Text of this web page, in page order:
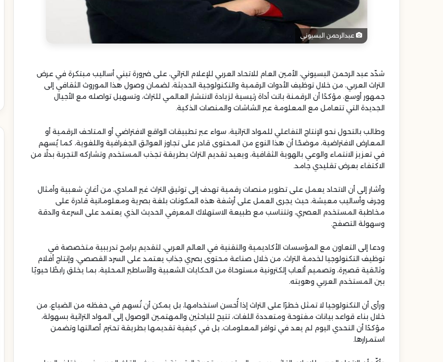
عبدالرحمن البسيوني
شدّد عبد الرحمن البسيوني، الأمين العام للاتحاد العربي للإعلام التراثي، على ضرورة تبني أساليب مبتكرة في عرض
التراث العربي، من خلال توظيف الأدوات الرقمية والتكنولوجية الحديثة، لضمان وصول هذا الموروث الثقافي إلى
جمهور أوسع، مؤكدًا أن الرقمنة باتت أداة رئيسية لزيادة الانتشار العالمي للتراث، وتسهيل تواصله مع الأجيال
الجديدة التي تتعامل مع المعلومة عبر الشاشات والمنصات الذكية.
وطالب بالتحول نحو الإنتاج التفاعلي للمواد التراثية، سواء عبر تطبيقات الواقع الافتراضي أو المتاحف الرقمية أو
المعارض الافتراضية، موضحًا أن هذا النوع من المحتوى قادر على تجاوز العوائق الجغرافية واللغوية، كما يُسهم
في تعزيز الانتماء والوعي بالهوية الثقافية، ويعيد تقديم التراث بطريقة تجذب المستخدم وتشاركه التجربة بدلًا من
الاكتفاء بعرض تقليدي جامد.
وأشار إلى أن الاتحاد يعمل على تطوير منصات رقمية تهدف إلى توثيق التراث غير المادي، من أغانٍ شعبية وأمثال
وحِرف وأساليب معيشة، حيث يجرى العمل على أرشفة هذه المكونات بلغة بصرية ومعلوماتية قادرة على
مخاطبة المستخدم العصري، وتتناسب مع طبيعة الاستهلاك المعرفي الحديث الذي يعتمد على السرعة والدقة
وسهولة التصفح.
ودعا إلى التعاون مع المؤسسات الأكاديمية والتقنية في العالم العربي، لتقديم برامج تدريبية متخصصة في
توظيف التكنولوجيا لخدمة التراث، من خلال صناعة محتوى بصري جذاب يعتمد على السرد القصصي، وإنتاج أفلام
وثائقية قصيرة، وتصميم ألعاب إلكترونية مستوحاة من الحكايات الشعبية والأساطير المحلية، بما يخلق رابطًا حيويًا
بين المستخدم العربي وهويته.
ورأى أن التكنولوجيا لا تمثل خطرًا على التراث إذا أُحسن استخدامها، بل يمكن أن تُسهم في حفظه من الضياع، من
خلال بناء قواعد بيانات مفتوحة ومتعددة اللغات، تتيح للباحثين والمهتمين الوصول إلى المواد التراثية بسهولة،
مؤكدًا أن التحدي اليوم لم يعد في توافر المعلومات، بل في كيفية تقديمها بطريقة تحترم أصالتها وتضمن
استمرارها.
عن
3
مسارات
في
ديرة
الأربعاء 11 ربيع الأول 1447هـ
دبي تكشف عن 3 مسارات تراثية
جديدة في ديرة
يطلق
لجوائز
الإعلام
التراثي
الاتحاد العربي للإعلام التراثي يطلق
الدورة الأولى لجوائز الإعلام التراثي
في الوطن العربي